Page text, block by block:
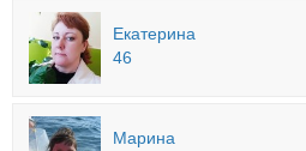
Екатерина
46
Марина